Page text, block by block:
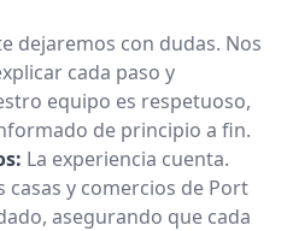
dejaremos con dudas. Nos
cada paso y
equipo es respetuoso,
de principio a fin.
La experiencia cuenta.
y comercios de Port
asegurando que cada